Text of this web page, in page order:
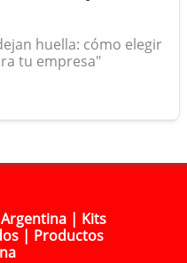
huella: cómo elegir
tu empresa"
| Kits
| Productos